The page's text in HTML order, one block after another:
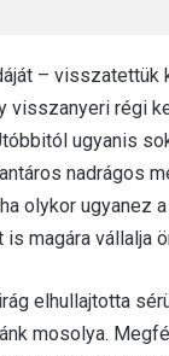
– visszatettük
visszanyeri régi
ugyanis
nadrágos
olykor ugyanez
magára vállalja
elhullajtotta
mosolya.